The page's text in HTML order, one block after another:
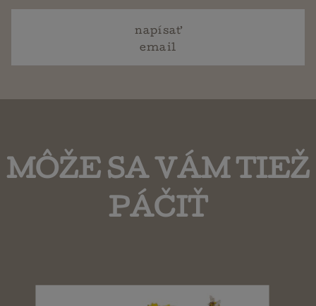
napísať
email
MÔŽE SA VÁM TIEŽ
PÁČIŤ